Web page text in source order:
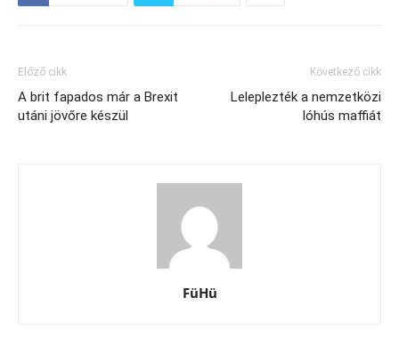
Előző cikk
A brit fapados már a Brexit
utáni jövőre készül
Következő cikk
Leleplezték a nemzetközi
lóhús maffiát
FüHü